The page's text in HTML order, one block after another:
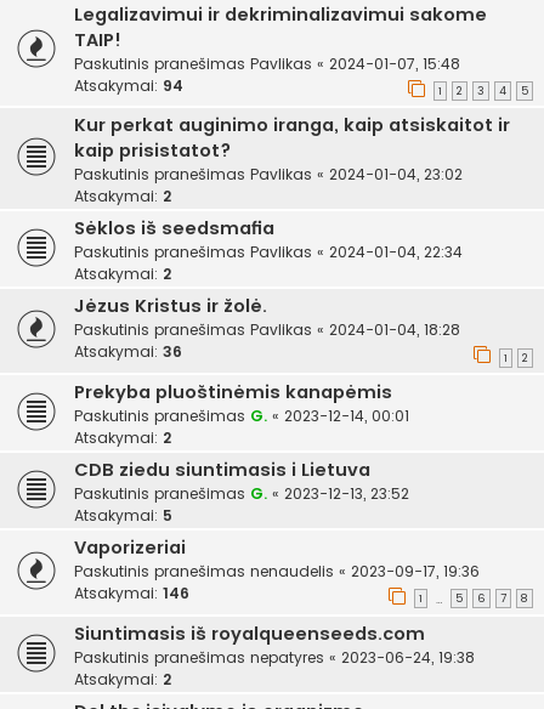
Legalizavimui ir dekriminalizavimui sakome
TAIP!
Paskutinis pranešimas Pavlikas « 2024-01-07, 15:48
Atsakymai: 94 1 2 3 4 5
Kur perkat auginimo iranga, kaip atsiskaitot ir
kaip prisistatot?
Paskutinis pranešimas Pavlikas « 2024-01-04, 23:02
Atsakymai: 2
Sėklos iš seedsmafia
Paskutinis pranešimas Pavlikas « 2024-01-04, 22:34
Atsakymai: 2
Jėzus Kristus ir žolė.
Paskutinis pranešimas Pavlikas « 2024-01-04, 18:28
Atsakymai: 36 1 2
Prekyba pluoštinėmis kanapėmis
Paskutinis pranešimas G. « 2023-12-14, 00:01
Atsakymai: 2
CDB ziedu siuntimasis i Lietuva
Paskutinis pranešimas G. « 2023-12-13, 23:52
Atsakymai: 5
Vaporizeriai
Paskutinis pranešimas nenaudelis « 2023-09-17, 19:36
Atsakymai: 146 1 … 5 6 7 8
Siuntimasis iš royalqueenseeds.com
Paskutinis pranešimas nepatyres « 2023-06-24, 19:38
Atsakymai: 2